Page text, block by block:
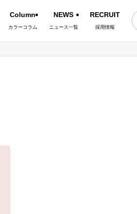
Column
カラーコラム
NEWS
ニュース一覧
RECRUIT
採用情報